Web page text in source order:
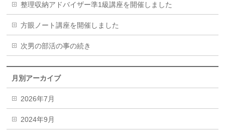
整理収納アドバイザー準1級講座を開催しました
方眼ノート講座を開催しました
次男の部活の事の続き
月別アーカイブ
2026年7月
2024年9月